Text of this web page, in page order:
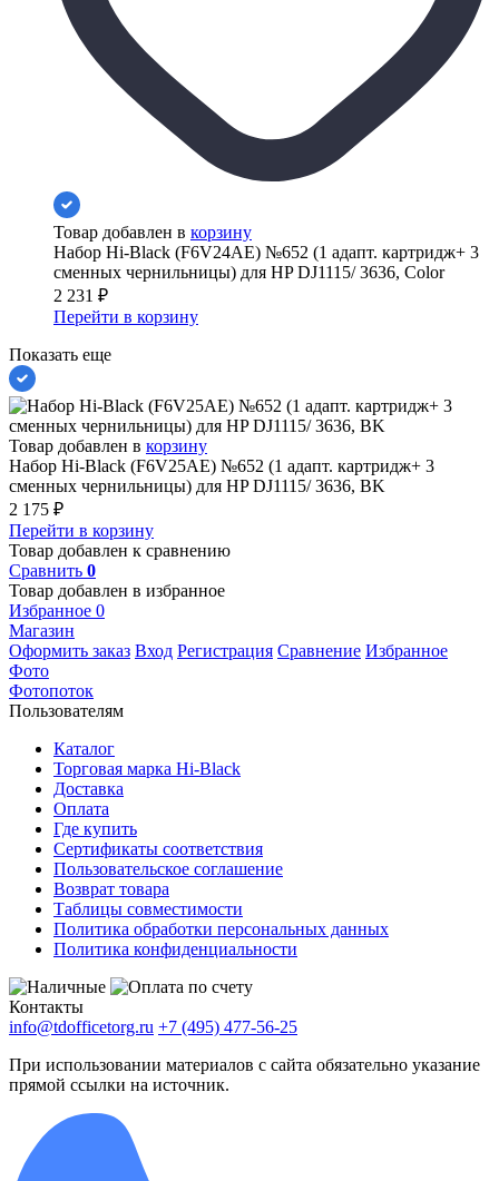
Товар добавлен в корзину
Набор Hi-Black (F6V24AE) №652 (1 адапт. картридж+ 3
сменных чернильницы) для HP DJ1115/ 3636, Color
2 231 ₽
Перейти в корзину
Показать еще
Товар добавлен в корзину
Набор Hi-Black (F6V25AE) №652 (1 адапт. картридж+ 3
сменных чернильницы) для HP DJ1115/ 3636, BK
2 175 ₽
Перейти в корзину
Товар добавлен к сравнению
Сравнить 0
Товар добавлен в избранное
Избранное 0
Магазин
Оформить заказ Вход Регистрация Сравнение Избранное
Фото
Фотопоток
Пользователям
Каталог
Торговая марка Hi-Black
Доставка
Оплата
Где купить
Сертификаты соответствия
Пользовательское соглашение
Возврат товара
Таблицы совместимости
Политика обработки персональных данных
Политика конфиденциальности
Контакты
info@tdofficetorg.ru +7 (495) 477-56-25
При использовании материалов с сайта обязательно указание
прямой ссылки на источник.